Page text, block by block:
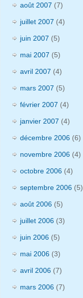
août 2007 (7)
juillet 2007 (4)
juin 2007 (5)
mai 2007 (5)
avril 2007 (4)
mars 2007 (5)
février 2007 (4)
janvier 2007 (4)
décembre 2006 (6)
novembre 2006 (4)
octobre 2006 (4)
septembre 2006 (5)
août 2006 (5)
juillet 2006 (3)
juin 2006 (5)
mai 2006 (3)
avril 2006 (7)
mars 2006 (7)